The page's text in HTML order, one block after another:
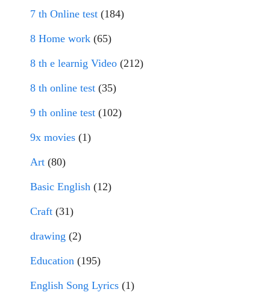
7 th Online test (184)
8 Home work (65)
8 th e learnig Video (212)
8 th online test (35)
9 th online test (102)
9x movies (1)
Art (80)
Basic English (12)
Craft (31)
drawing (2)
Education (195)
English Song Lyrics (1)